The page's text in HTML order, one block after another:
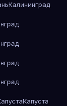
Калининград
Капуста